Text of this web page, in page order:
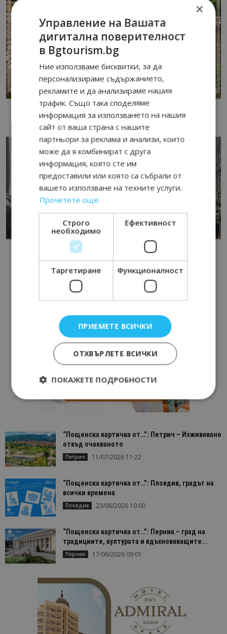
“Пощенска картичка от…”: Петрич – Изживяване
отвъд очакваното
Петрич 11/07/2026 11:22
“Пощенска картичка от…”: Пловдив, градът на
всички времена
Пловдив 23/06/2026 10:00
“Пощенска картичка от…”: Перник – град на
традициите, културата и вдъхновяващите...
Перник 17/06/2026 09:01
×
Управление на Вашата
дигитална поверителност
в Bgtourism.bg
Ние използваме бисквитки, за да
персонализираме съдържанието,
рекламите и да анализираме нашия
трафик. Също така споделяме
информация за използването на нашия
сайт от ваша страна с нашите
партньори за реклама и анализи, които
може да я комбинират с друга
информация, която сте им
предоставили или която са събрали от
вашето използване на техните услуги.
Прочетете още
Строго
необходимо
Ефективност
Таргетиране Функционалност
ПРИЕМЕТЕ ВСИЧКИ
ОТХВЪРЛЕТЕ ВСИЧКИ
ПОКАЖЕТЕ ПОДРОБНОСТИ
Таргетиране
Функционалност
Строго необходимите бисквитки позволяват
основната функционалност на уебсайта, като
потребителско влизане и управление на
акаунта. Уебсайтът не може да се използва
правилно без строго необходими бисквитки.
Име
Домейн
bgtourism.bg